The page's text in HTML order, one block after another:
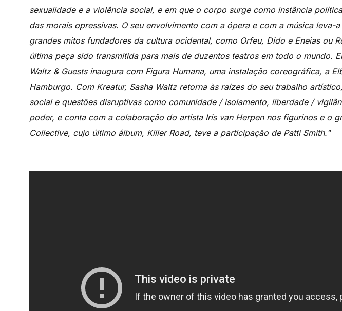
sexualidade e a violência social, e em que o corpo surge como instância
das morais opressivas. O seu envolvimento com a ópera e com a música leva-
grandes mitos fundadores da cultura ocidental, como Orfeu, Dido e Eneias ou
última peça sido transmitida para mais de duzentos teatros em todo o mundo.
Waltz & Guests inaugura com Figura Humana, uma instalação coreográfica, a
Hamburgo. Com Kreatur, Sasha Waltz retorna às raízes do seu trabalho
social e questões disruptivas como comunidade / isolamento, liberdade /
poder, e conta com a colaboração do artista Iris van Herpen nos figurinos e o
Collective, cujo último álbum, Killer Road, teve a participação de Patti Smith."